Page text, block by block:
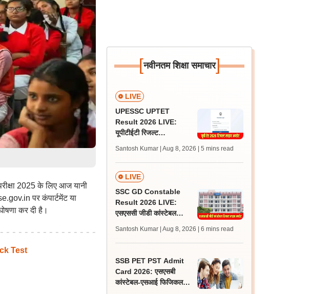
2025 के लिए आज यानी
पर कंपार्टमेंट या
कर दी है।
Test
[नवीनतम शिक्षा समाचार]
LIVE
UPESSC UPTET
Result 2026 LIVE:
यूपीटीईटी रिजल्ट
जल्द, जानें लेटेस्ट अपडेट,
पासिंग मार्क्स
Santosh Kumar | Aug 8, 2026 | 5 mins read
LIVE
SSC GD Constable
Result 2026 LIVE:
एसएससी जीडी कांस्टेबल
लेटेस्ट अपडेट, स्कोरकार्ड लिंक
Santosh Kumar | Aug 8, 2026 | 6 mins read
SSB PET PST Admit
Card 2026: एसएसबी
कांस्टेबल-एसआई फिजिकल